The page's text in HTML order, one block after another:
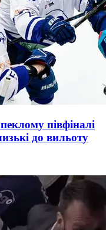
півфіналі
до вильоту